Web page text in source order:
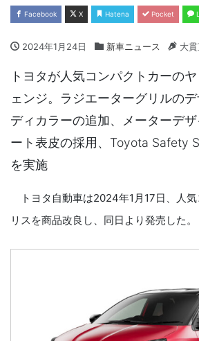
Facebook X Hatena Pocket
2024年1月24日 新車ニュース 大
トヨタが人気コンパクトカーの
ェンジ。ラジエーターグリルの
ディカラーの追加、メーターデ
ート表皮の採用、Toyota Safety
を実施
トヨタ自動車は2024年1月17日、人
リスを商品改良し、同日より発売した。